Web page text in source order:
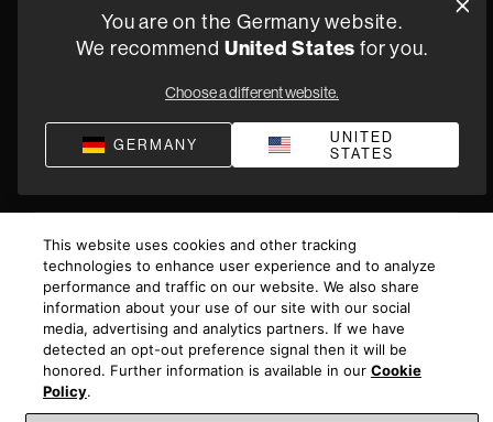
Datenschutz Verkaufsbedingungen Impressum
Compliance
Geschäftsbedingungen von Versorgung
Harman International Industries, Incorporated. All
You are on the Germany website.
We recommend United States for you.
Choose a different website.
GERMANY
UNITED
STATES
This website uses cookies and other tracking
technologies to enhance user experience and to analyze
performance and traffic on our website. We also share
information about your use of our site with our social
media, advertising and analytics partners. If we have
detected an opt-out preference signal then it will be
honored. Further information is available in our Cookie
Policy.